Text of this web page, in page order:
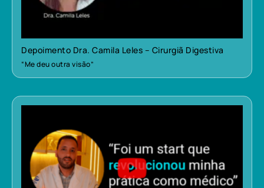
Depoimento Dra. Camila Leles – Cirurgiã Digestiva
“Me deu outra visão”